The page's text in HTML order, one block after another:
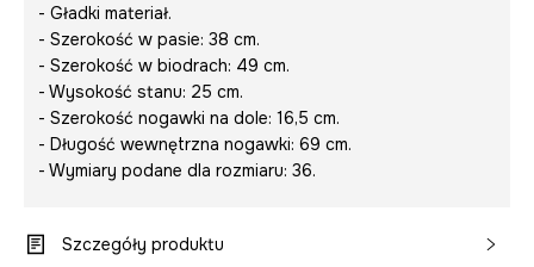
- Gładki materiał.
- Szerokość w pasie: 38 cm.
- Szerokość w biodrach: 49 cm.
- Wysokość stanu: 25 cm.
- Szerokość nogawki na dole: 16,5 cm.
- Długość wewnętrzna nogawki: 69 cm.
- Wymiary podane dla rozmiaru: 36.
Szczegóły produktu